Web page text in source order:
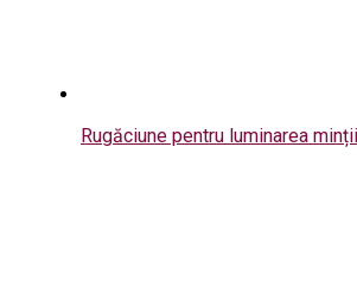
Rugăciune pentru luminarea